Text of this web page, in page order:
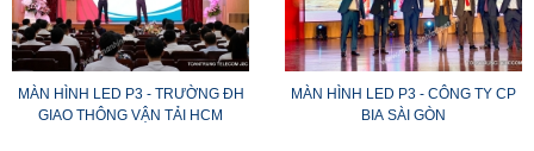
MÀN HÌNH LED P3 - TRƯỜNG ĐH
GIAO THÔNG VẬN TẢI HCM
MÀN HÌNH LED P3 - CÔNG TY CP
BIA SÀI GÒN